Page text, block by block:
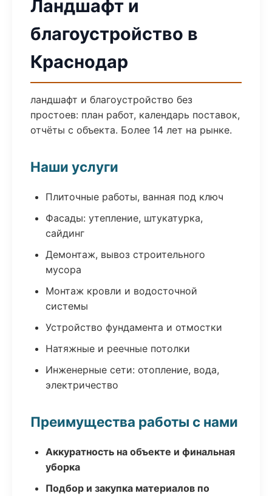
Ландшафт и
благоустройство в
Краснодар
ландшафт и благоустройство без
простоев: план работ, календарь поставок,
отчёты с объекта. Более 14 лет на рынке.
Наши услуги
Плиточные работы, ванная под ключ
Фасады: утепление, штукатурка,
сайдинг
Демонтаж, вывоз строительного
мусора
Монтаж кровли и водосточной
системы
Устройство фундамента и отмостки
Натяжные и реечные потолки
Инженерные сети: отопление, вода,
электричество
Преимущества работы с нами
Аккуратность на объекте и финальная
уборка
Подбор и закупка материалов по